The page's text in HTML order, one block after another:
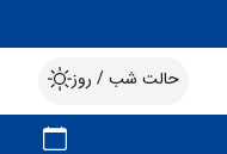
حالت شب / روز